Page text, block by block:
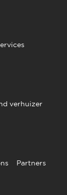
verhuizer
Partners